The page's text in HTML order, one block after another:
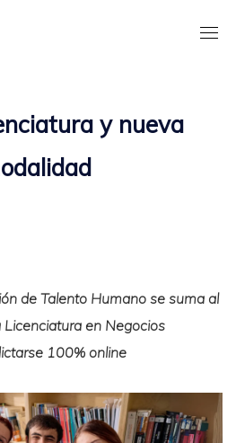
y nueva
de Talento Humano se suma al
en Negocios
100% online